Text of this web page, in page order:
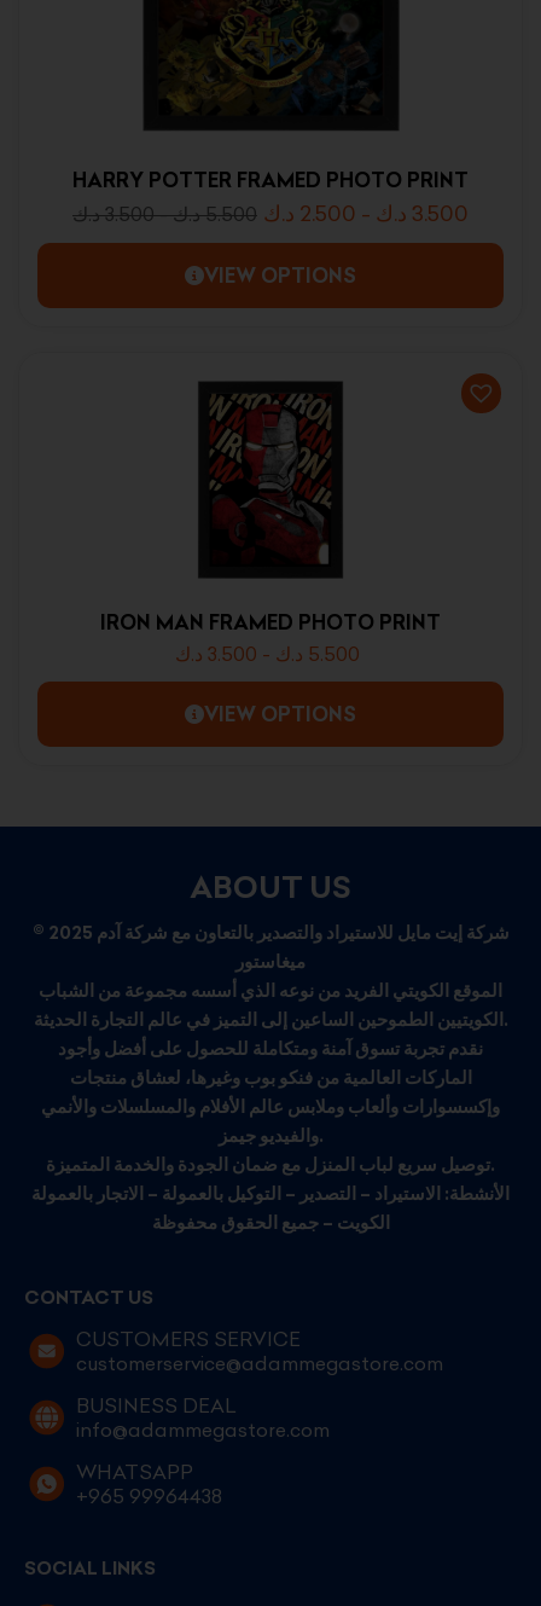
HARRY POTTER FRAMED PHOTO PRINT
3.500 د.ك - 5.500 د.ك 2.500 د.ك - 3.500 د.ك
VIEW OPTIONS
IRON MAN FRAMED PHOTO PRINT
3.500 د.ك - 5.500 د.ك
VIEW OPTIONS
ABOUT US
© 2025 شركة إيت مايل للاستيراد والتصدير بالتعاون مع شركة آدم
ميغاستور
الموقع الكويتي الفريد من نوعه الذي أسسه مجموعة من الشباب
الكويتيين الطموحين الساعين إلى التميز في عالم التجارة الحديثة.
نقدم تجربة تسوق آمنة ومتكاملة للحصول على أفضل وأجود
الماركات العالمية من فنكو بوب وغيرها، لعشاق منتجات
وإكسسوارات وألعاب وملابس عالم الأفلام والمسلسلات والأنمي
والفيديو جيمز.
توصيل سريع لباب المنزل مع ضمان الجودة والخدمة المتميزة.
الأنشطة: الاستيراد – التصدير – التوكيل بالعمولة – الاتجار بالعمولة
الكويت – جميع الحقوق محفوظة
CONTACT US
CUSTOMERS SERVICE
customerservice@adammegastore.com
BUSINESS DEAL
info@adammegastore.com
WHATSAPP
+965 99964438
SOCIAL LINKS